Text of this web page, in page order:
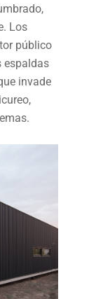
Los
público
espaldas
invade